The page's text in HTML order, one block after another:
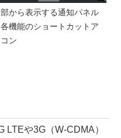
部から表示する通知パネル
各機能のショートカットア
ン
や3G（W-CDMA）